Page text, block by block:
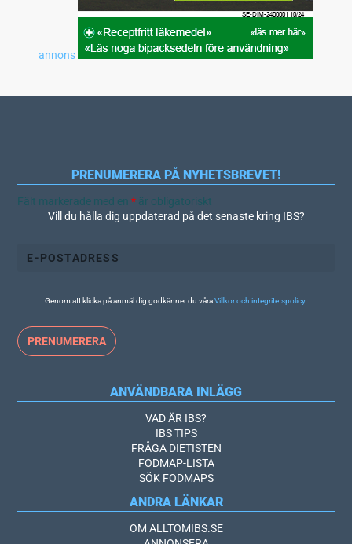
annons
PRENUMERERA PÅ NYHETSBREVET!
Fält markerade med en* är obligatoriskt
Vill du hålla dig uppdaterad på det senaste kring IBS?
Genom att klicka på anmäl dig godkänner du våraVillkor och integritetspolicy.
ANVÄNDBARA INLÄGG
VAD ÄR IBS?
IBS TIPS
FRÅGA DIETISTEN
FODMAP-LISTA
SÖK FODMAPS
ANDRA LÄNKAR
OM ALLTOMIBS.SE